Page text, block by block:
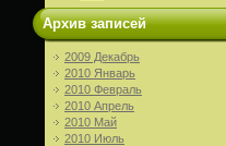
Архив записей
2009 Декабрь
2010 Январь
2010 Февраль
2010 Апрель
2010 Май
2010 Июль